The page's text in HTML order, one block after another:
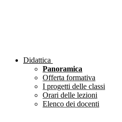
Didattica
Panoramica
Offerta formativa
I progetti delle classi
Orari delle lezioni
Elenco dei docenti